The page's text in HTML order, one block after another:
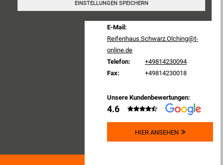
EINSTELLUNGEN SPEICHERN
Deutschland
E-Mail:
Reifenhaus.Schwarz.Olching@t-
online.de
Telefon:
+49814230094
Fax:
+49814230018
Unsere Kundenbewertungen:
4.6
HIER ANSEHEN